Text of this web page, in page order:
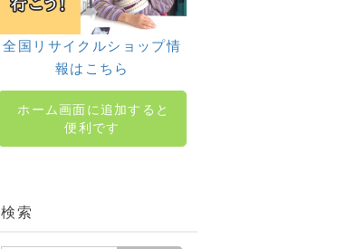
全国リサイクルショップ情
報はこちら
ホーム画面に追加すると
便利です
検索